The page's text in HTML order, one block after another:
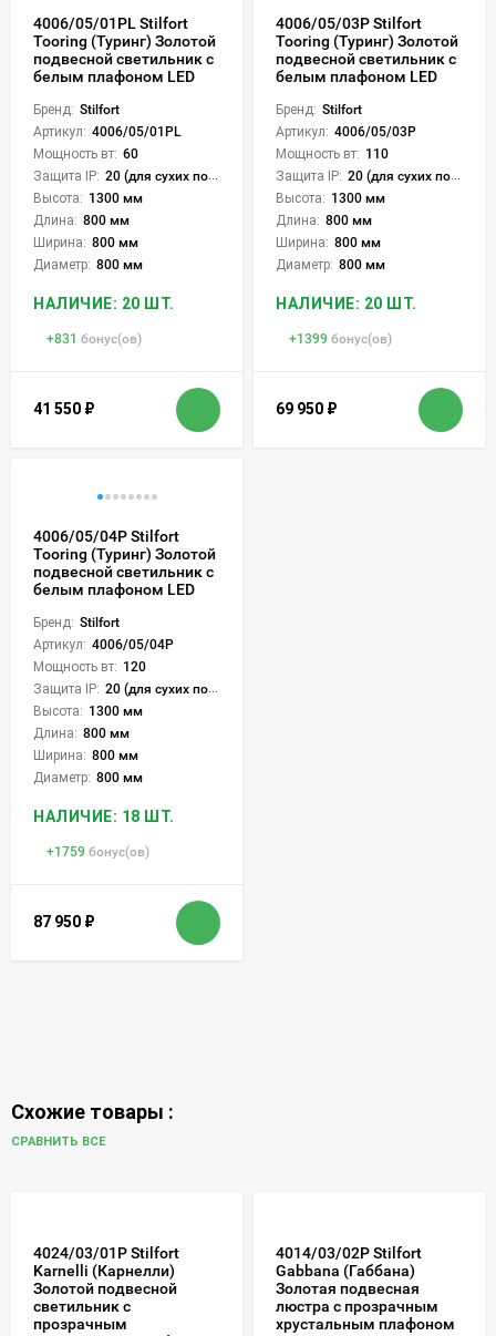
4006/05/01PL Stilfort
Tooring (Туринг) Золотой
подвесной светильник с
белым плафоном LED
Бренд: Stilfort
Артикул: 4006/05/01PL
Мощность вт: 60
Защита IP: 20 (для сухих пом.)
Высота: 1300 мм
Длина: 800 мм
Ширина: 800 мм
Диаметр: 800 мм
НАЛИЧИЕ: 20 ШТ.
+831 бонус(ов)
41 550 ₽
4006/05/03P Stilfort
Tooring (Туринг) Золотой
подвесной светильник с
белым плафоном LED
Бренд: Stilfort
Артикул: 4006/05/03P
Мощность вт: 110
Защита IP: 20 (для сухих пом.)
Высота: 1300 мм
Длина: 800 мм
Ширина: 800 мм
Диаметр: 800 мм
НАЛИЧИЕ: 20 ШТ.
+1399 бонус(ов)
69 950 ₽
4006/05/04P Stilfort
Tooring (Туринг) Золотой
подвесной светильник с
белым плафоном LED
Бренд: Stilfort
Артикул: 4006/05/04P
Мощность вт: 120
Защита IP: 20 (для сухих пом.)
Высота: 1300 мм
Длина: 800 мм
Ширина: 800 мм
Диаметр: 800 мм
НАЛИЧИЕ: 18 ШТ.
+1759 бонус(ов)
87 950 ₽
Схожие товары :
СРАВНИТЬ ВСЕ
4024/03/01P Stilfort
Karnelli (Карнелли)
Золотой подвесной
светильник с
прозрачным
4014/03/02P Stilfort
Gabbana (Габбана)
Золотая подвесная
люстра с прозрачным
хрустальным плафоном